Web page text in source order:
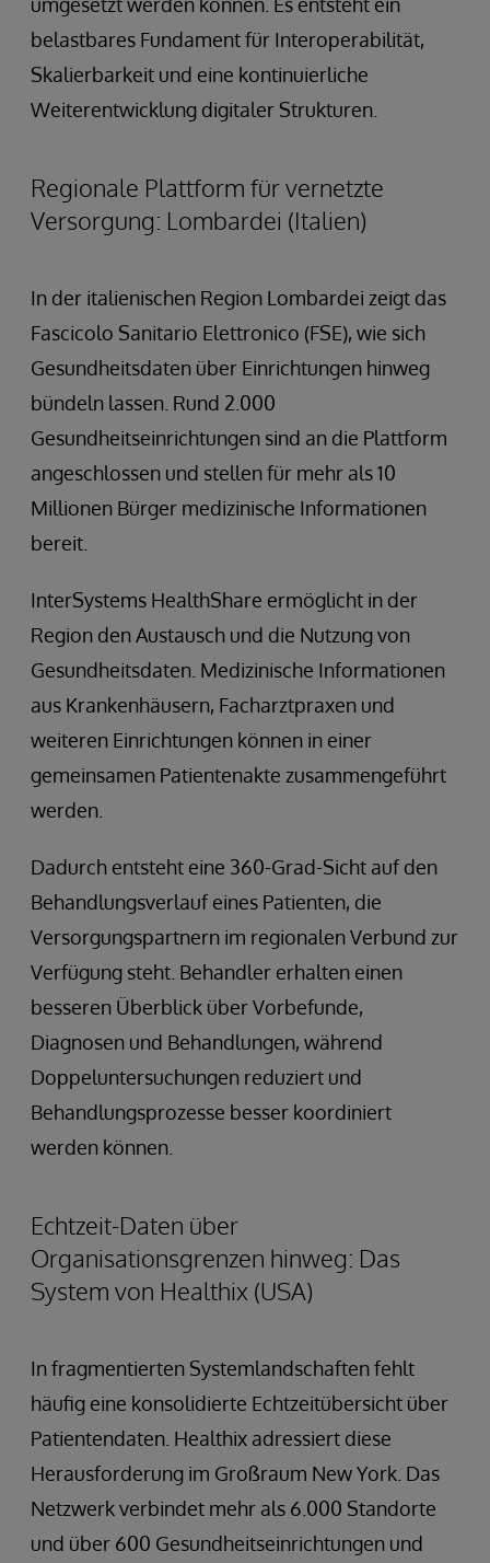
belastbares Fundament für Interoperabilität,
Skalierbarkeit und eine kontinuierliche
Weiterentwicklung digitaler Strukturen.
Regionale Plattform für vernetzte
Versorgung: Lombardei (Italien)
In der italienischen Region Lombardei zeigt das
Fascicolo Sanitario Elettronico (FSE), wie sich
Gesundheitsdaten über Einrichtungen hinweg
bündeln lassen. Rund 2.000
Gesundheitseinrichtungen sind an die Plattform
angeschlossen und stellen für mehr als 10
Millionen Bürger medizinische Informationen
bereit.
InterSystems HealthShare ermöglicht in der
Region den Austausch und die Nutzung von
Gesundheitsdaten. Medizinische Informationen
aus Krankenhäusern, Facharztpraxen und
weiteren Einrichtungen können in einer
gemeinsamen Patientenakte zusammengeführt
werden.
Dadurch entsteht eine 360-Grad-Sicht auf den
Behandlungsverlauf eines Patienten, die
Versorgungspartnern im regionalen Verbund zur
Verfügung steht. Behandler erhalten einen
besseren Überblick über Vorbefunde,
Diagnosen und Behandlungen, während
Doppeluntersuchungen reduziert und
Behandlungsprozesse besser koordiniert
werden können.
Echtzeit-Daten über
Organisationsgrenzen hinweg: Das
System von Healthix (USA)
In fragmentierten Systemlandschaften fehlt
häufig eine konsolidierte Echtzeitübersicht über
Patientendaten. Healthix adressiert diese
Herausforderung im Großraum New York. Das
Netzwerk verbindet mehr als 6.000 Standorte
und über 600 Gesundheitseinrichtungen und